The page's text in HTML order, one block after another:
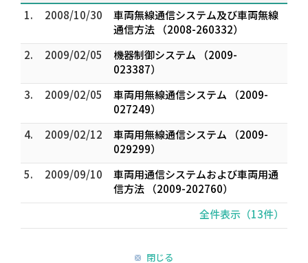
1.
2008/10/30
車両無線通信システム及び車両無線
通信方法 （2008-260332）
2.
2009/02/05
機器制御システム （2009-
023387）
3.
2009/02/05
車両用無線通信システム （2009-
027249）
4.
2009/02/12
車両用無線通信システム （2009-
029299）
5.
2009/09/10
車両用通信システムおよび車両用通
信方法 （2009-202760）
全件表示（13件）
閉じる